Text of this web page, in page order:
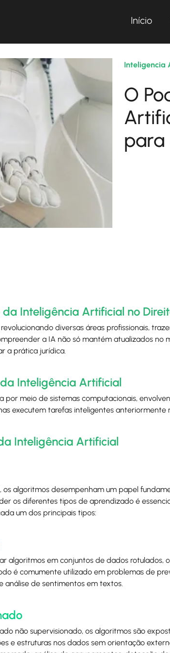
Início
Inteligencia
O
para
Inteligência Artificial no
diversas áreas profissionais,
a IA não só mantém atualizados no
a prática jurídica.
Inteligência Artificial
por meio de sistemas computacionais,
executem tarefas inteligentes anteriormente
Inteligência Artificial
algoritmos desempenham um papel
os diferentes tipos de aprendizado é
um dos principais tipos:
algoritmos em conjuntos de dados rotulados,
é comumente utilizado em problemas de
análise de sentimentos em textos.
não supervisionado, os algoritmos são
e estruturas nos dados sem orientação